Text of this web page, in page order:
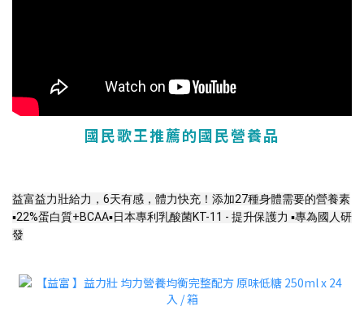
國民歌王推薦的國民營養品
益富益力壯給力，6天有感，體力快充！ 添加27種身體需要的營養素
▪️22%蛋白質+BCAA▪️日本專利乳酸菌KT-11 - 提升保護力 ▪️專為國人研
發